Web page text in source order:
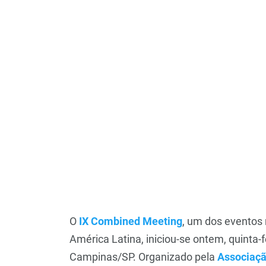
O IX Combined Meeting, um dos
América Latina, iniciou-se ontem,
Campinas/SP. Organizado pela